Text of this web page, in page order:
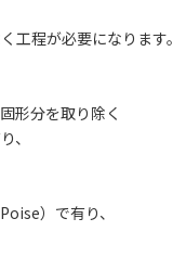
工程が必要になります。
形分を取り除く
、
）で有り、